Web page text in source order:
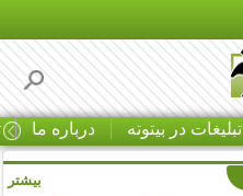
تبلیغات در بیتوته درباره ما
بیشتر